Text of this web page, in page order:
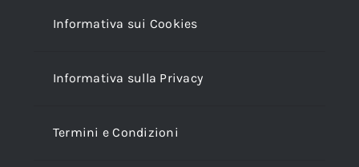
Informativa sui Cookies
Informativa sulla Privacy
Termini e Condizioni